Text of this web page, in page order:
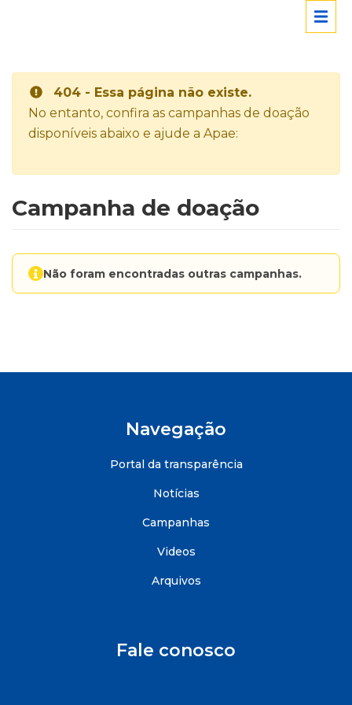
404 - Essa página não existe.
No entanto, confira as campanhas de doação
disponíveis abaixo e ajude a Apae:
Campanha de doação
Não foram encontradas outras campanhas.
Navegação
Portal da transparência
Notícias
Campanhas
Videos
Arquivos
Fale conosco